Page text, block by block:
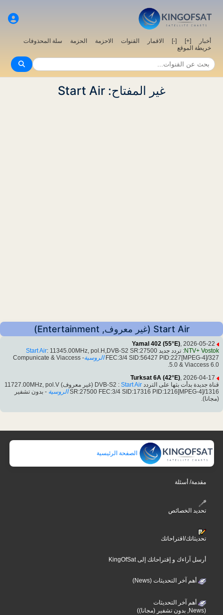
أخبار [+]
[-] الاقمار القنوات الاحزمة الحزمة
سلة المحذوفات
خريطة الموقع
غير المفتاح: Start Air
Start Air (غير معروف, Entertainment)
Yamal 402 (55°E), 2026-05-22
NTV+ Vostok: تردد جديد Start Air: 11345.00MHz, pol.H,DVB-S2 SR:27500
FEC:3/4 SID:56427 PID:227[MPEG-4]/327 الروسية - Compunicate & Viaccess
5.0 & Viaccess 6.0.
Turksat 6A (42°E), 2026-04-17
قناة جديدة بدأت بثها على التردد DVB-S2 : Start Air
(غير معروف) 11727.00MHz, pol.V
SR:27500 FEC:3/4 SID:17316 PID:1216[MPEG-4]/1316 الروسية - بدون تشفير
(مجانا).
الصفحة الرئيسية
مقدمة/ أسئلة
تحديد الخصائص
تحديثاتك/اقتراحاتك
أرسل آراءك و إقتراحاتك إلى KingOfSat
أهم آخر التحديثات (News)
أهم آخر التحديثات
(News, بدون تشفير (مجانا))